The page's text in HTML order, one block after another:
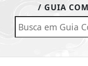
/ GUIA